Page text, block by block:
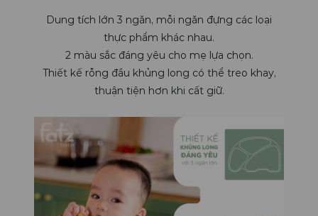
Dung tích lớn 3 ngăn, mỗi ngăn đựng các loại
thực phẩm khác nhau.
2 màu sắc đáng yêu cho mẹ lựa chọn.
Thiết kế rỗng đầu khủng long có thể treo khay,
thuận tiện hơn khi cất giữ.